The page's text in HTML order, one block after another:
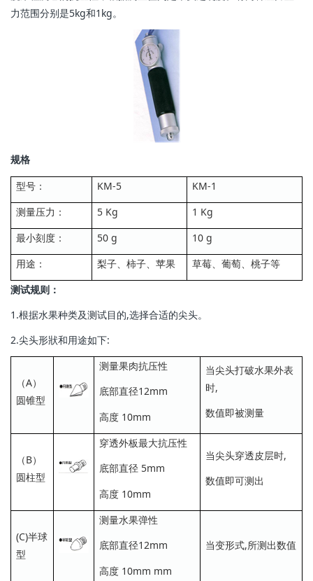
力范围分别是5kg和1kg。
规格
型号：
KM-5
KM-1
测量压力：
5 Kg
1 Kg
最小刻度：
50 g
10 g
用途：
梨子、柿子、苹果
草莓、葡萄、桃子等
测试规则：
1.根据水果种类及测试目的,选择合适的尖头。
2.尖头形狀和用途如下:
（A）
圆锥型
测量果肉抗压性
底部直径12mm
高度 10mm
当尖头打破水果外表
时,
数值即被测量
（B）
圆柱型
穿透外板最大抗压性
底部直径 5mm
高度 10mm
当尖头穿透皮层时,
数值即可测出
(C)半球
型
测量水果弹性
底部直径12mm
高度 10mm mm
当变形式,所测出数值